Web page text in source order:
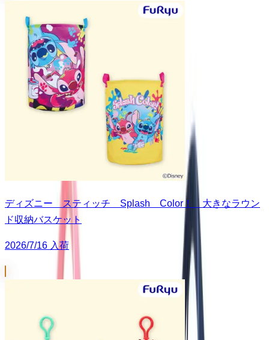
ディズニー スティッチ Splash Color！ 大きなラウン
ド収納バスケット
2026/7/16 入荷